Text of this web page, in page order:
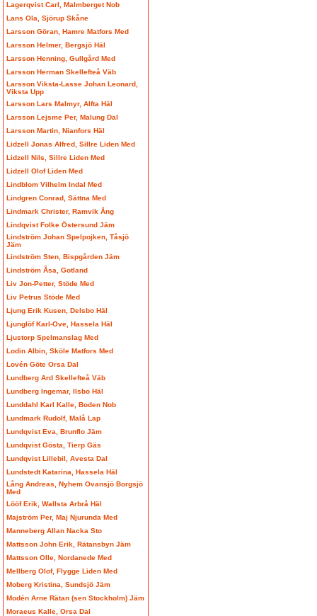
Lagerqvist Carl, Malmberget Nob
Lans Ola, Sjörup Skåne
Larsson Göran, Hamre Matfors Med
Larsson Helmer, Bergsjö Häl
Larsson Henning, Gullgård Med
Larsson Herman Skellefteå Väb
Larsson Viksta-Lasse Johan Leonard,
Viksta Upp
Larsson Lars Malmyr, Alfta Häl
Larsson Lejsme Per, Malung Dal
Larsson Martin, Nianfors Häl
Lidzell Jonas Alfred, Sillre Liden Med
Lidzell Nils, Sillre Liden Med
Lidzell Olof Liden Med
Lindblom Vilhelm Indal Med
Lindgren Conrad, Sättna Med
Lindmark Christer, Ramvik Ång
Lindqvist Folke Östersund Jäm
Lindström Johan Spelpojken, Tåsjö
Jäm
Lindström Sten, Bispgården Jäm
Lindström Åsa, Gotland
Liv Jon-Petter, Stöde Med
Liv Petrus Stöde Med
Ljung Erik Kusen, Delsbo Häl
Ljunglöf Karl-Ove, Hassela Häl
Ljustorp Spelmanslag Med
Lodin Albin, Sköle Matfors Med
Lovén Göte Orsa Dal
Lundberg Ard Skellefteå Väb
Lundberg Ingemar, Ilsbo Häl
Lunddahl Karl Kalle, Boden Nob
Lundmark Rudolf, Malå Lap
Lundqvist Eva, Brunflo Jäm
Lundqvist Gösta, Tierp Gäs
Lundqvist Lillebil, Avesta Dal
Lundstedt Katarina, Hassela Häl
Lång Andreas, Nyhem Ovansjö Borgsjö
Med
Lööf Erik, Wallsta Arbrå Häl
Majström Per, Maj Njurunda Med
Manneberg Allan Nacka Sto
Mattsson John Erik, Rätansbyn Jäm
Mattsson Olle, Nordanede Med
Mellberg Olof, Flygge Liden Med
Moberg Kristina, Sundsjö Jäm
Modén Arne Rätan (sen Stockholm) Jäm
Moraeus Kalle, Orsa Dal